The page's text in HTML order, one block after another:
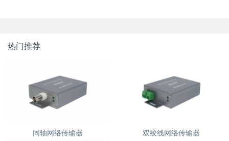
热门推荐
同轴网络传输器 双绞线网络传输器